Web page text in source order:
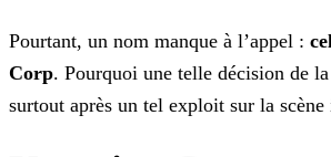
Pourtant, un nom manque à l’appel :
Corp. Pourquoi une telle décision de
surtout après un tel exploit sur la